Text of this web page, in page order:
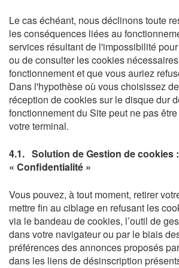
Le cas échéant, nous déclinons toute
les conséquences liées au
services résultant de l'impossibilité
ou de consulter les cookies
fonctionnement et que vous auriez
Dans l'hypothèse où vous choisissez
réception de cookies sur le disque dur
fonctionnement du Site peut ne pas
votre terminal.
4.1. Solution de Gestion de cookies :
« Confidentialité »
Vous pouvez, à tout moment, retirer
mettre fin au ciblage en refusant les
via le bandeau de cookies, l’outil de
dans votre navigateur ou par le biais
préférences des annonces proposés
dans les liens de désinscription